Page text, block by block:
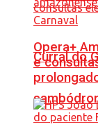
Curral do
Opera+
e